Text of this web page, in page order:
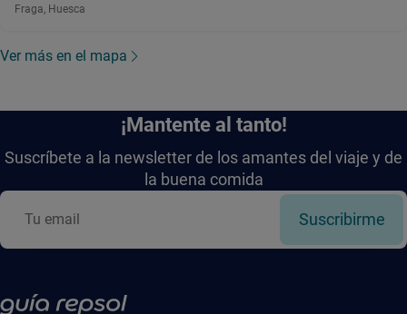
Fraga, Huesca
Ver más en el mapa
¡Mantente al tanto!
Suscríbete a la newsletter de los amantes del viaje y de
la buena comida
Suscribirme